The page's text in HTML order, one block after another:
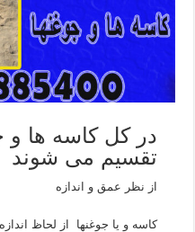
در کل کاسه ها و
تقسیم می شوند
از نظر عمق و اندازه
کاسه و یا جوغنها از لحاظ